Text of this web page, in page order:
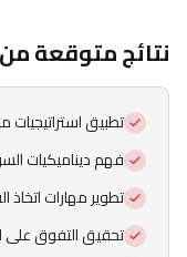
نتائج متوقعة
تطبيق استراتيجيات
فهم ديناميكيات
تطوير مهارات اتخاذ
تحقيق التفوق